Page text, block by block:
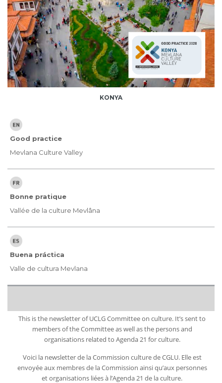
KONYA
Good practice
Mevlana Culture Valley
Bonne pratique
Vallée de la culture Mevlâna
Buena práctica
Valle de cultura Mevlana
This is the newsletter of UCLG Committee on culture. It’s sent to
members of the Committee as well as the persons and
organisations related to Agenda 21 for culture.
Voici la newsletter de la Commission culture de CGLU. Elle est
envoyée aux membres de la Commission ainsi qu’aux personnes
et organisations liées à l’Agenda 21 de la culture.